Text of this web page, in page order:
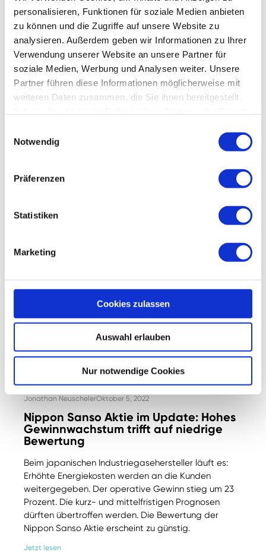
personalisieren, Funktionen für soziale Medien anbieten
zu können und die Zugriffe auf unsere Website zu
analysieren. Außerdem geben wir Informationen zu Ihrer
Verwendung unserer Website an unsere Partner für
soziale Medien, Werbung und Analysen weiter. Unsere
Partner führen diese Informationen möglicherweise mit
weiteren Daten zusammen, die Sie ihnen bereitgestellt
Notwendig
Präferenzen
Statistiken
Marketing
Cookies zulassen
Auswahl erlauben
Nur notwendige Cookies
Jonathan NeuschelerFebruar 8, 2023
Gelegenheit
Zahlen veröffentlicht. Die haben es in sich: Fast 30
Prozent Gewinnwachstum in den USA und in Europa,
Turnaround Plan für Japan. Ich habe die Nippon
Jetzt lesen
Jonathan NeuschelerOktober 5, 2022
Nippon Sanso Aktie im Update: Hohes
Gewinnwachstum trifft auf niedrige
Bewertung
Beim japanischen Industriegasehersteller läuft es:
Erhöhte Energiekosten werden an die Kunden
weitergegeben. Der operative Gewinn stieg um 23
Prozent. Die kurz- und mittelfristigen Prognosen
dürften übertroffen werden. Die Bewertung der
Nippon Sanso Aktie erscheint zu günstig.
Jetzt lesen